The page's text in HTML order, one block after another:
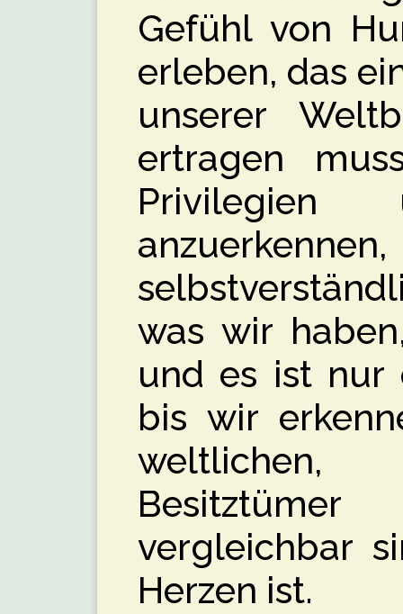
Gefühl von
erleben, das
unserer
ertragen
Privilegien
was wir
und es ist nur
bis wir
weltlichen,
vergleichbar
Herzen ist.